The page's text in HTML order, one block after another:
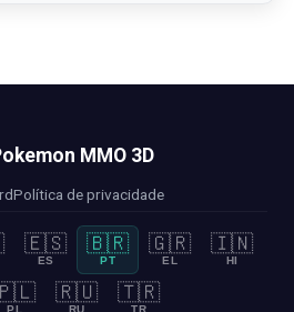
MMO 3D
Política de privacidade
🇪🇸
ES
🇧🇷
PT
🇬🇷
EL
🇮🇳
HI
PL
🇷🇺
RU
🇹🇷
TR